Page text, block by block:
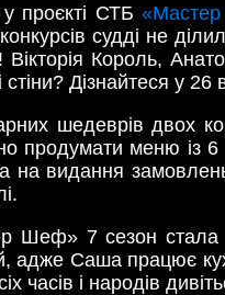
у проєкті СТБ
судді не
Король,
стіни? Дізнайтеся у
шедеврів двох
продумати меню із 6
на видання
Шеф» 7 сезон
адже Саша працює
часів і народів